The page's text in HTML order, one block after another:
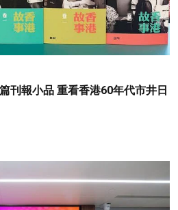
刊報小品 重看香港60年代市井日